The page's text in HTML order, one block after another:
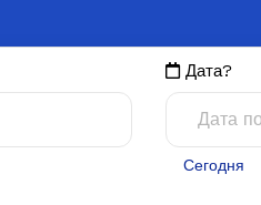
Дата?
Сегодня